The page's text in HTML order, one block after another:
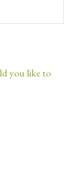
you like to